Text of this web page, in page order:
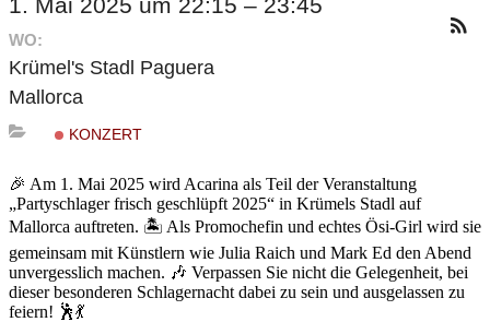
1. Mai 2025 um 22:15 – 23:45
WO:
Krümel's Stadl Paguera
Mallorca
KONZERT
🎉 Am 1. Mai 2025 wird Acarina als Teil der Veranstaltung
„Partyschlager frisch geschlüpft 2025“ in Krümels Stadl auf
Mallorca auftreten. 🏝️ Als Promochefin und echtes Ösi-Girl wird sie
gemeinsam mit Künstlern wie Julia Raich und Mark Ed den Abend
unvergesslich machen. 🎶 Verpassen Sie nicht die Gelegenheit, bei
dieser besonderen Schlagernacht dabei zu sein und ausgelassen zu
feiern! 🕺💃